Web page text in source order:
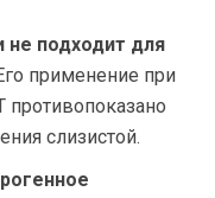
не подходит для
применение при
слизистой.